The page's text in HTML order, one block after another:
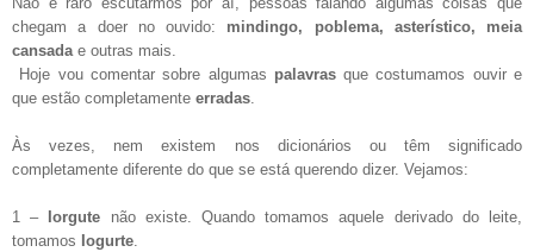
chegam a doer no ouvido: mindingo, poblema, asterístico, meia
cansadae outras mais.
Hoje vou comentar sobre algumas palavrasque costumamos ouvir e
que estão completamente erradas.
Às vezes, nem existem nos dicionários ou têm significado
completamente diferente do que se está querendo dizer. Vejamos:
1 – Iorgute não existe. Quando tomamos aquele derivado do leite,
tomamos Iogurte.